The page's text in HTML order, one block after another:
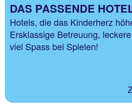
DAS PASSENDE
Hotels, die das Kinderherz
Ersklassige Betreuung,
viel Spass bei Spielen!